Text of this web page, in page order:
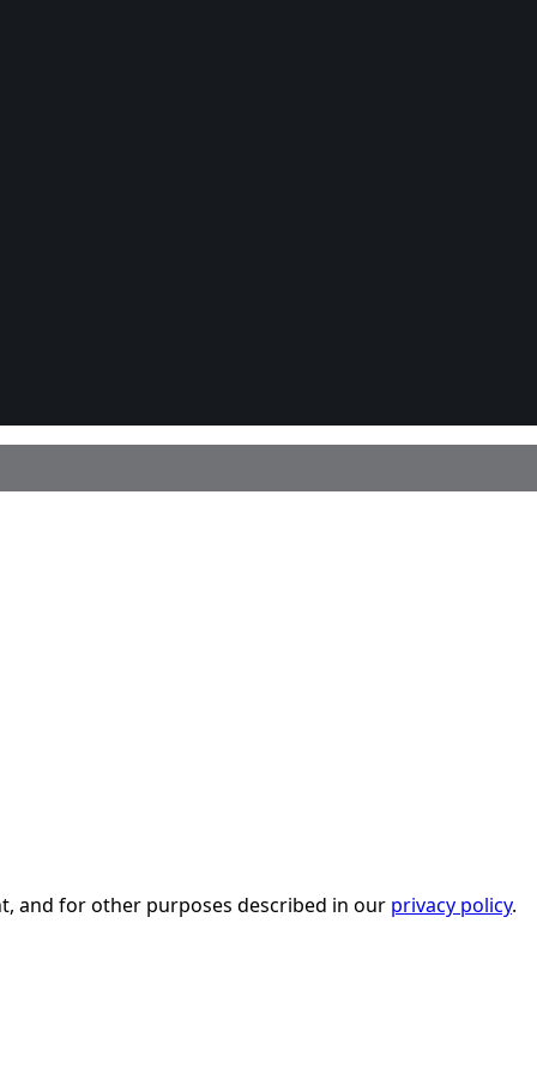
and for other purposes described in our privacy policy.